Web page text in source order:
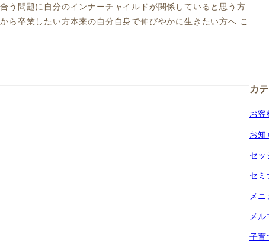
う問題に自分のインナーチャイルドが関係していると思う方
ら卒業したい方本来の自分自身で伸びやかに生きたい方へ こ
カ
お客
お知
セッ
セミ
メ
メ
子育